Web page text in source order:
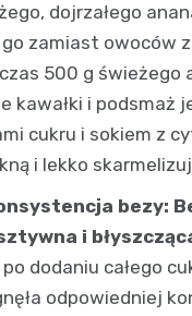
dojrzałego
zamiast owoców
500 g świeżego
kawałki i podsmaż
cukru i sokiem z
i lekko
bezy:
i
dodaniu całego
odpowiedniej